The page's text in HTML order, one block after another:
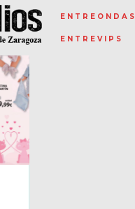
ENTREONDAS
ENTREVIPS